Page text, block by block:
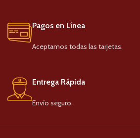
Pagos en Línea
Aceptamos todas las tarjetas.
Entrega Rápida
Envío seguro.